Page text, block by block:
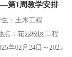
—第1周教学安排
：土木工程
点：花园校区工程
年02月24日～2025